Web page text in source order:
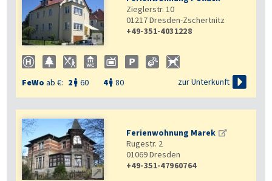

Zieglerstr. 10
01217Dresden-Zschertnitz
+49-351-4031228
FeWo ab €: 2  60 4 80 zur Unterkunft 

Ferienwohnung Marek
Rugestr. 2
01069Dresden
+49-351-47960764